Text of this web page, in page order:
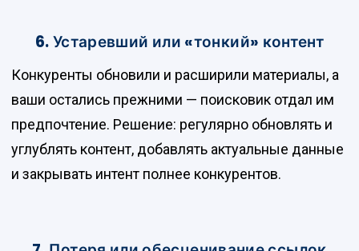
6. Устаревший или «тонкий» контент
Конкуренты обновили и расширили материалы, а
ваши остались прежними — поисковик отдал им
предпочтение. Решение: регулярно обновлять и
углублять контент, добавлять актуальные данные
и закрывать интент полнее конкурентов.